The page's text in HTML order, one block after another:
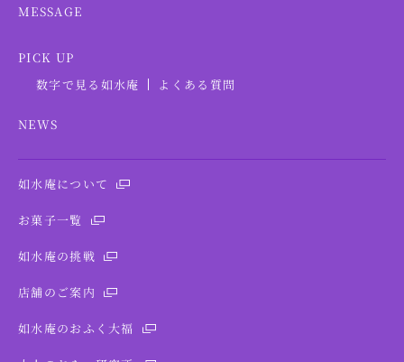
MESSAGE
PICK UP
数字で見る如水庵
よくある質問
NEWS
如水庵について
お菓子一覧
如水庵の挑戦
店舗のご案内
如水庵のおふく大福